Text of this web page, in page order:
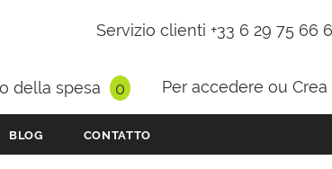
Servizio clienti +33 6 29 75 66
della spesa 0 Per accedere ou
BLOG CONTATTO